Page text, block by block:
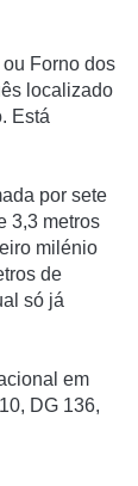
Forno dos
localizado
Está
por sete
3,3 metros
milénio
de
só já
em
DG 136,